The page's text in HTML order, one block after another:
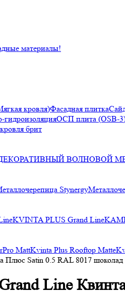
материалы!
кровля)Фасадная плитка
гидроизоляцияОСП плита (OSB-
брит
ВОЛНОВОЙ
Stynergy
KVINTA PLUS Grand Line
MattKvinta Plus Rooftop Matte
Плюс Satin 0.5 RAL 8017 шоколад
Line